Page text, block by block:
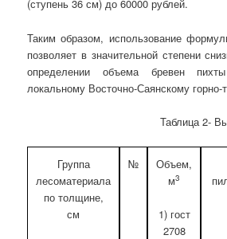
(ступень 36 см) до 60000 рублей.
Таким образом, использование
позволяет в значительной степени
определении объема бревен
локальному Восточно-Саянскому
Таблица 2-
Группа
лесоматериала
по толщине,
см
№
Объем,
м3
1) гост
2708